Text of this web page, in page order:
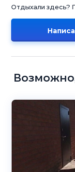
Отдыхали здесь?